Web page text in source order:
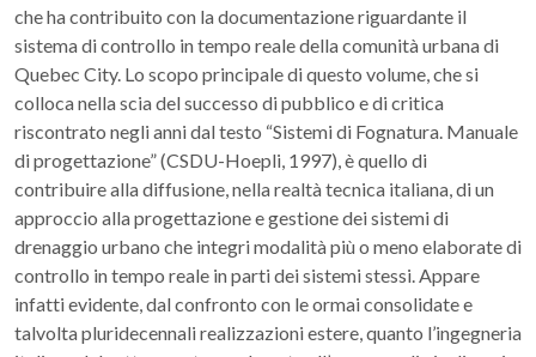
che ha contribuito con la documentazione riguardante il
sistema di controllo in tempo reale della comunità urbana di
Quebec City. Lo scopo principale di questo volume, che si
colloca nella scia del successo di pubblico e di critica
riscontrato negli anni dal testo “Sistemi di Fognatura. Manuale
di progettazione” (CSDU-Hoepli, 1997), è quello di
contribuire alla diffusione, nella realtà tecnica italiana, di un
approccio alla progettazione e gestione dei sistemi di
drenaggio urbano che integri modalità più o meno elaborate di
controllo in tempo reale in parti dei sistemi stessi. Appare
infatti evidente, dal confronto con le ormai consolidate e
talvolta pluridecennali realizzazioni estere, quanto l’ingegneria